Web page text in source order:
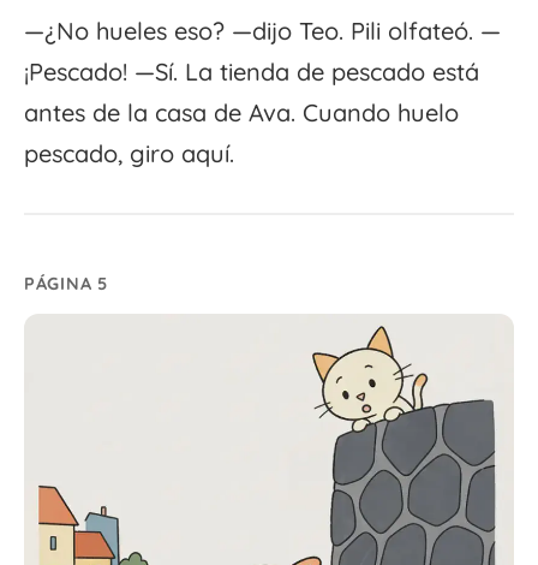
—¿No hueles eso? —dijo Teo. Pili olfateó. —
¡Pescado! —Sí. La tienda de pescado está
antes de la casa de Ava. Cuando huelo
pescado, giro aquí.
PÁGINA 5